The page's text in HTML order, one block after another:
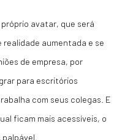
avatar, que será
realidade aumentada e se
de empresa, por
para escritórios
com seus colegas. E
ficam mais acessíveis, o